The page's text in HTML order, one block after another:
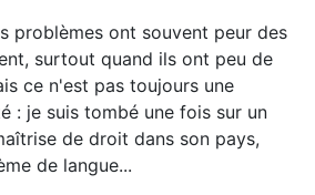
problèmes ont souvent peur des
surtout quand ils ont peu de
ce n'est pas toujours une
: je suis tombé une fois sur un
de droit dans son pays,
de langue...